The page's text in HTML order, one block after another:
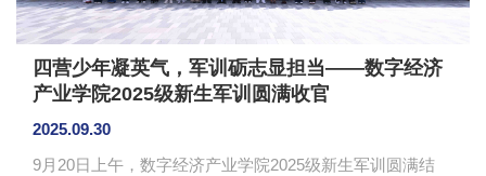
四营少年凝英气，军训砺志显担当——数字经济
产业学院2025级新生军训圆满收官
2025.09.30
9月20日上午，数字经济产业学院2025级新生军训圆满结